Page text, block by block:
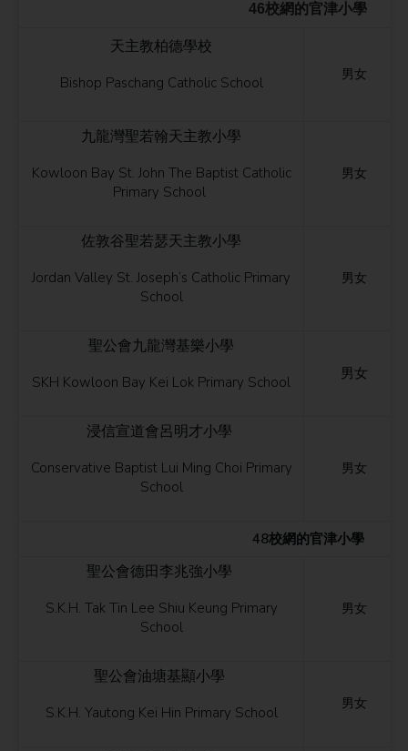
46校網的官津小學
天主教柏德學校
Bishop Paschang Catholic School 男女
九龍灣聖若翰天主教小學
Kowloon Bay St. John The Baptist Catholic
Primary School
男女
佐敦谷聖若瑟天主教小學
Jordan Valley St. Joseph’s Catholic Primary
School
男女
聖公會九龍灣基樂小學
SKH Kowloon Bay Kei Lok Primary School 男女
浸信宣道會呂明才小學
Conservative Baptist Lui Ming Choi Primary
School
男女
48校網的官津小學
聖公會德田李兆強小學
S.K.H. Tak Tin Lee Shiu Keung Primary
School
男女
聖公會油塘基顯小學
S.K.H. Yautong Kei Hin Primary School
男女